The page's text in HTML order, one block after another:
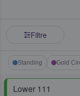
Filtre
Standing Gold
Lower 111